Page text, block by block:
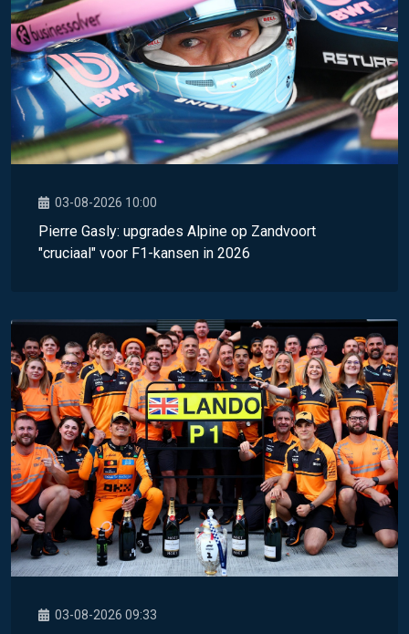
03-08-2026 10:00
Pierre Gasly: upgrades Alpine op Zandvoort
"cruciaal" voor F1-kansen in 2026
03-08-2026 09:33